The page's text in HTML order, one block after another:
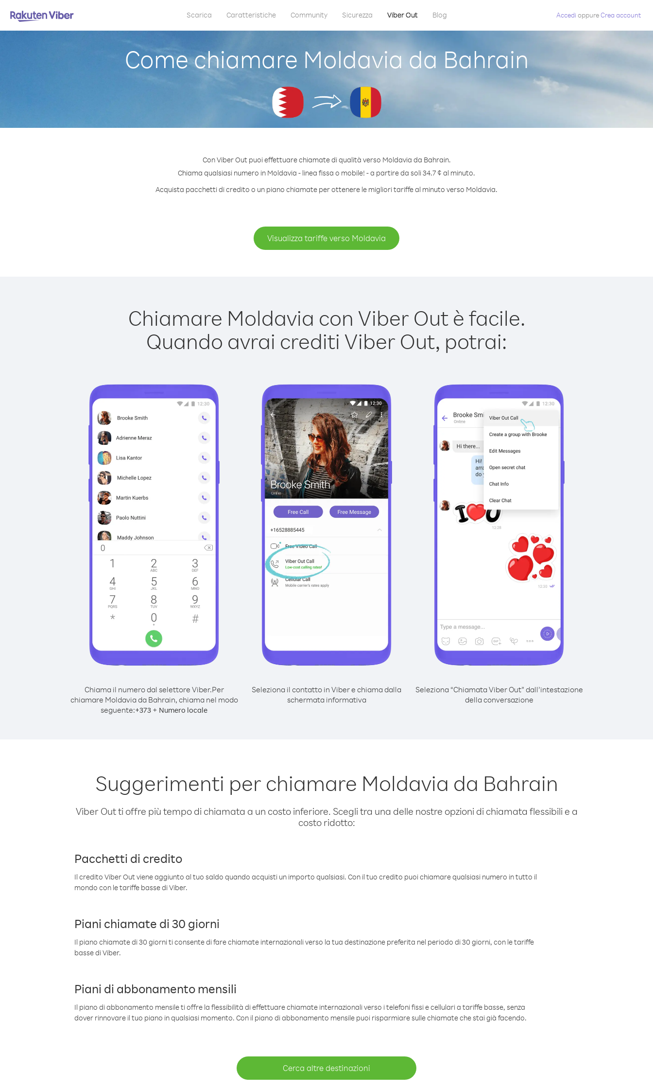
Scarica Caratteristiche Community Sicurezza Viber Out Blog Accedi oppureCrea account
Come chiamare Moldavia da Bahrain
Con Viber Out puoi effettuare chiamate di qualità verso Moldavia da Bahrain.
Chiama qualsiasi numero in Moldavia - linea fissa o mobile! - a partire da soli 34.7 ¢ al minuto.
Acquista pacchetti di credito o un piano chiamate per ottenere le migliori tariffe al minuto verso Moldavia.
Visualizza tariffe verso Moldavia
Chiamare Moldavia con Viber Out è facile.
Quando avrai crediti Viber Out, potrai:
Chiama il numero dal selettore Viber.Per
chiamare Moldavia da Bahrain, chiama nel modo
seguente:+373 + Numero locale
Seleziona il contatto in Viber e chiama dalla
schermata informativa
Seleziona “Chiamata Viber Out” dall’intestazione
della conversazione
Suggerimenti per chiamare Moldavia da Bahrain
Viber Out ti offre più tempo di chiamata a un costo inferiore. Scegli tra una delle nostre opzioni di chiamata flessibili e a
costo ridotto:
Pacchetti di credito
Il credito Viber Out viene aggiunto al tuo saldo quando acquisti un importo qualsiasi. Con il tuo credito puoi chiamare qualsiasi numero in tutto il
mondo con le tariffe basse di Viber.
Piani chiamate di 30 giorni
Il piano chiamate di 30 giorni ti consente di fare chiamate internazionali verso la tua destinazione preferita nel periodo di 30 giorni, con le tariffe
basse di Viber.
Piani di abbonamento mensili
Il piano di abbonamento mensile ti offre la flessibilità di effettuare chiamate internazionali verso i telefoni fissi e cellulari a tariffe basse, senza
dover rinnovare il tuo piano in qualsiasi momento. Con il piano di abbonamento mensile puoi risparmiare sulle chiamate che stai già facendo.
Cerca altre destinazioni